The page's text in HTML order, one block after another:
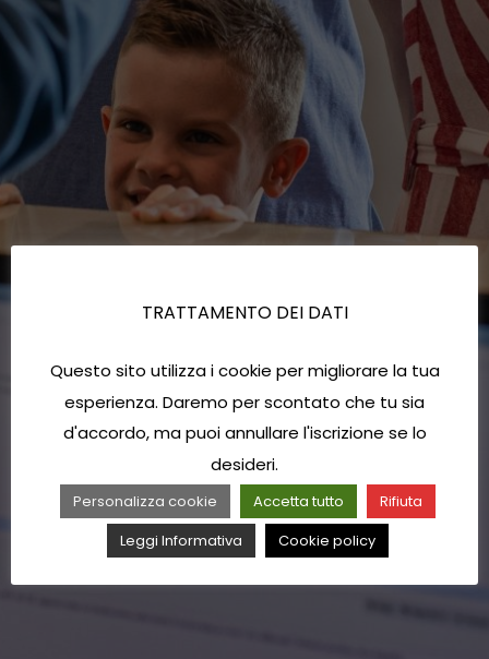
TRATTAMENTO DEI DATI
Questo sito utilizza i cookie per migliorare la tua
esperienza. Daremo per scontato che tu sia
d'accordo, ma puoi annullare l'iscrizione se lo
desideri.
Personalizza cookie Accetta tutto
Rifiuta
Leggi Informativa
Cookie policy